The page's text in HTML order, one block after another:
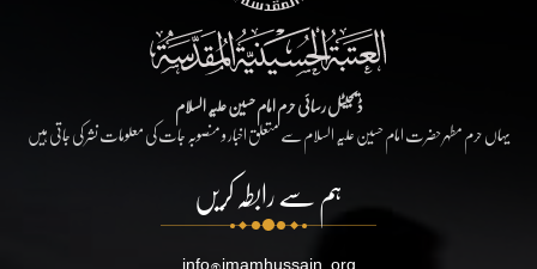
ڈیجیٹل رسائی حرم امام حسین علیہ السلام
یہاں حرم مطہر حضرت امام حسین علیہ السلام سے متعلق اخبار و منصوبہ جات کی معلومات نشر کی جاتی ہیں
ہم سے رابطہ کریں